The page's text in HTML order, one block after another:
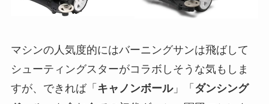
マシンの人気度的にはバーニングサンは飛ばして
シューティングスターがコラボしそうな気もしま
すが、できれば「 キャノンボール」「 ダンシング